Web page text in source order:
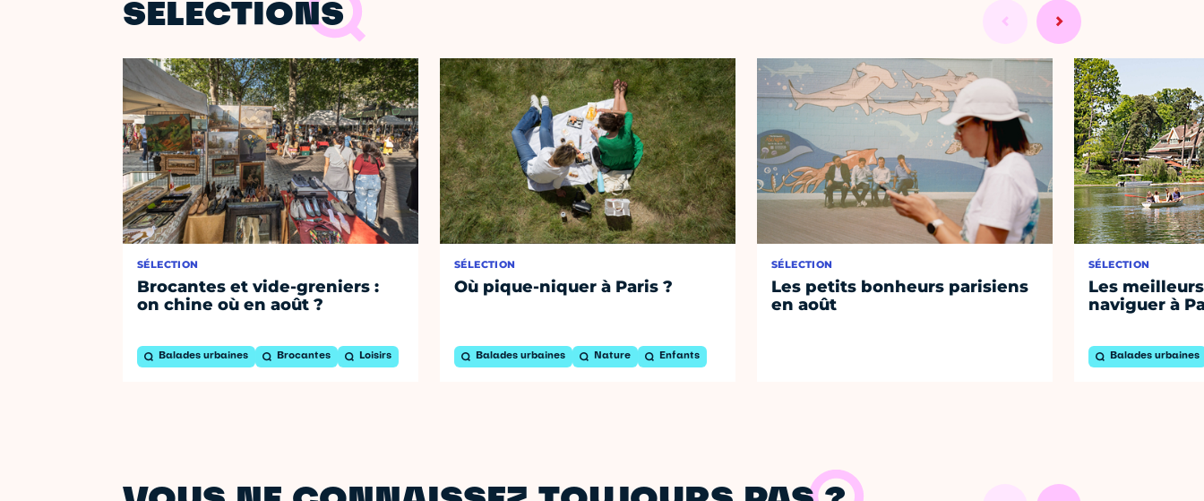
SÉLECTIONS
SÉLECTION
Brocantes et vide-greniers :
on chine où en août ?
Balades urbaines Brocantes Loisirs
SÉLECTION
Où pique-niquer à Paris ?
Balades urbaines Nature Enfants
SÉLECTION
Les petits bonheurs parisiens
en août
SÉLECTION
Les
naviguer à
Balades urbaines